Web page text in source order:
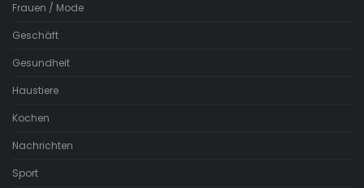
Frauen / Mode
Geschäft
Gesundheit
Haustiere
Kochen
Nachrichten
Sport